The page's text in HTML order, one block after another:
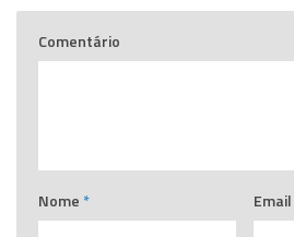
Comentário
Nome * Email